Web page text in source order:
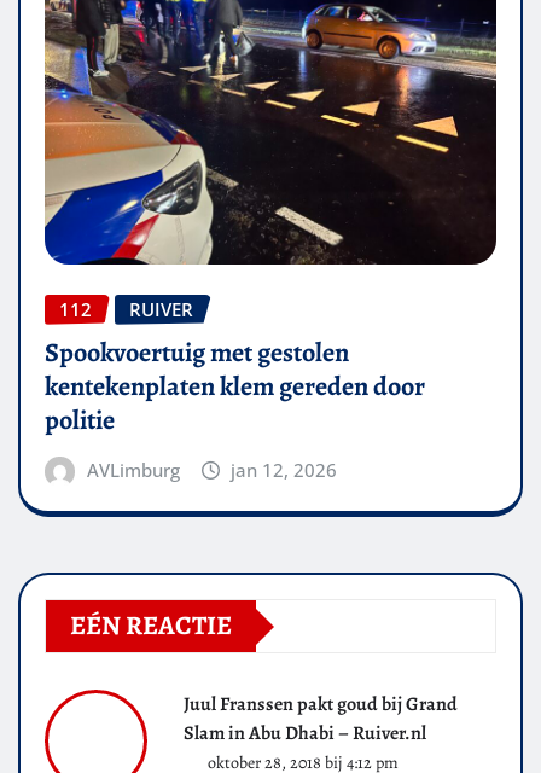
112 RUIVER
Spookvoertuig met gestolen
kentekenplaten klem gereden door
politie
AVLimburg jan 12, 2026
EÉN REACTIE
Juul Franssen pakt goud bij Grand
Slam in Abu Dhabi – Ruiver.nl
oktober 28, 2018 bij 4:12 pm